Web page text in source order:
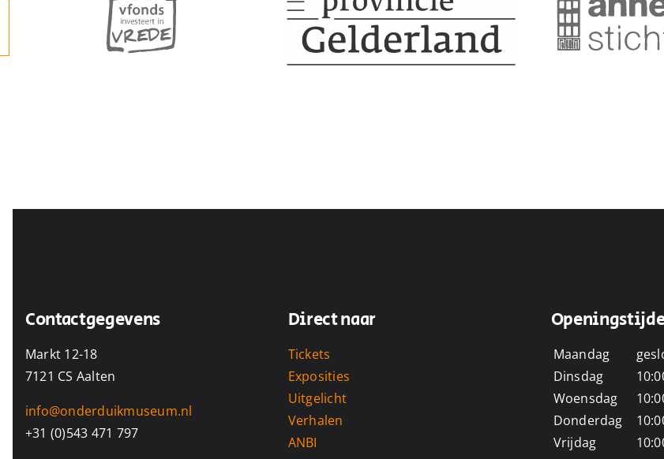
Contactgegevens
Markt 12-18
7121 CS Aalten
info@onderduikmuseum.nl
+31 (0)543 471 797
Direct naar
Tickets
Exposities
Uitgelicht
Verhalen
ANBI
Maandag
Dinsdag
Woensdag
Donderdag
Vrijdag